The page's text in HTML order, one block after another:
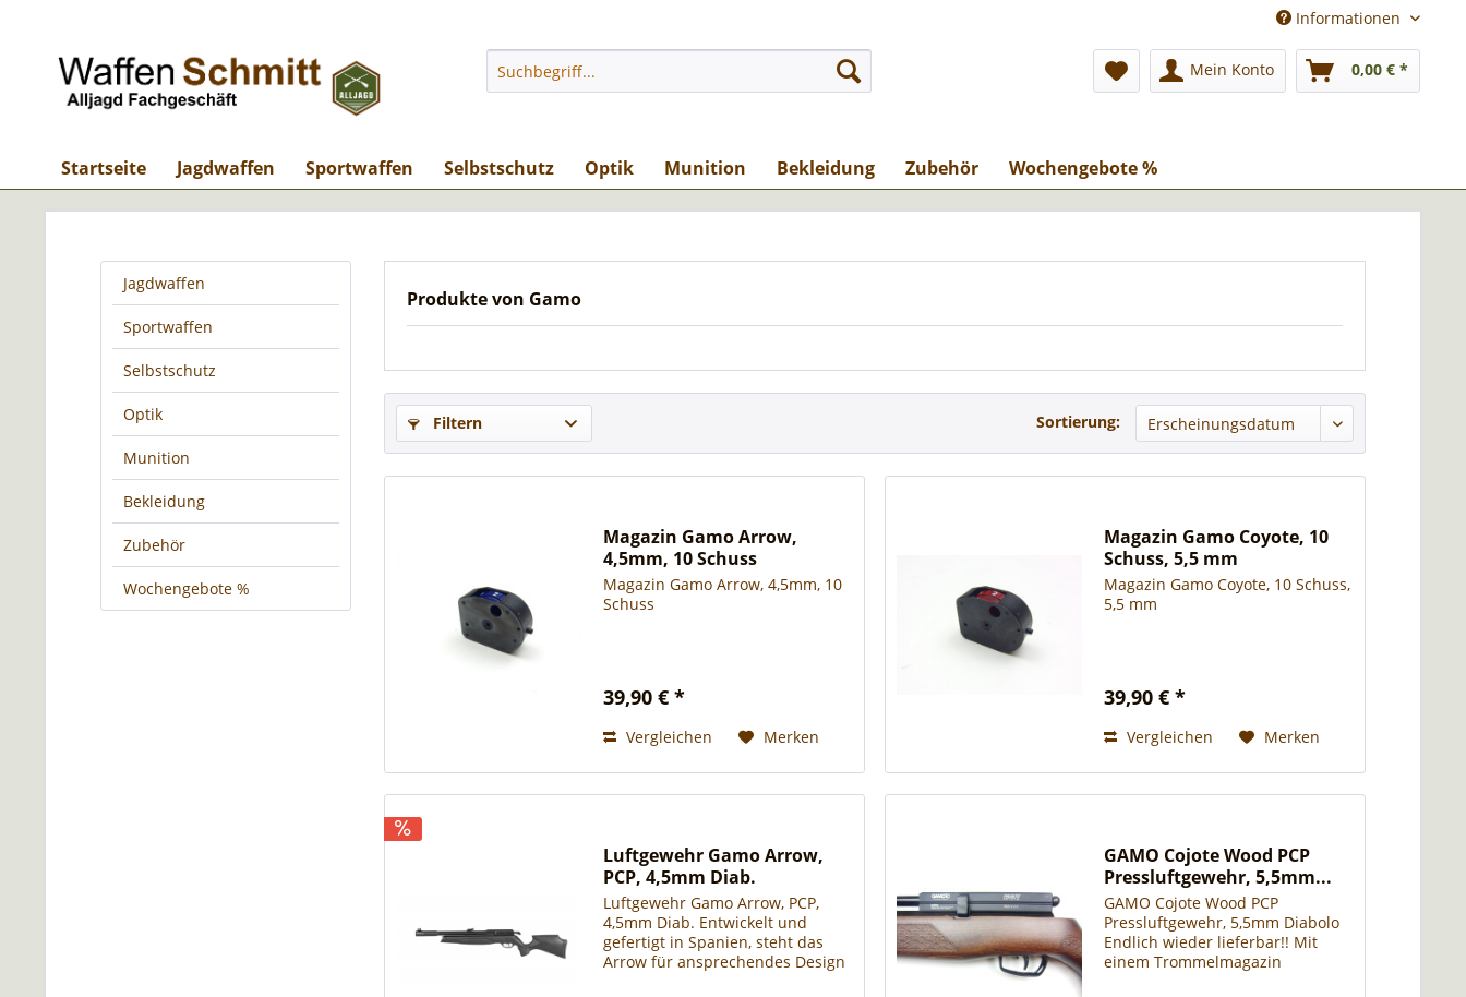
Informationen
Mein Konto 0,00 € *
Startseite Jagdwaffen Sportwaffen Selbstschutz Optik Munition Bekleidung Zubehör Wochengebote %
Jagdwaffen
Sportwaffen
Selbstschutz
Optik
Munition
Bekleidung
Zubehör
Wochengebote %
Produkte von Gamo
Filtern Sortierung:
Magazin Gamo Arrow,
4,5mm, 10 Schuss
Magazin Gamo Arrow, 4,5mm, 10
Schuss
39,90 € *
Vergleichen Merken
Magazin Gamo Coyote, 10
Schuss, 5,5 mm
Magazin Gamo Coyote, 10 Schuss,
5,5 mm
39,90 € *
Vergleichen Merken
Luftgewehr Gamo Arrow,
PCP, 4,5mm Diab.
Luftgewehr Gamo Arrow, PCP,
4,5mm Diab. Entwickelt und
gefertigt in Spanien, steht das
Arrow für ansprechendes Design
GAMO Cojote Wood PCP
Pressluftgewehr, 5,5mm...
GAMO Cojote Wood PCP
Pressluftgewehr, 5,5mm Diabolo
Endlich wieder lieferbar!! Mit
einem Trommelmagazin